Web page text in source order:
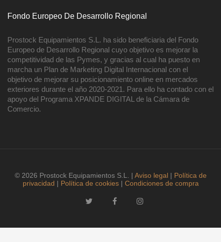
Fondo Europeo De Desarrollo Regional
Prostock Equipamientos S.L. ha sido beneficiaria del Fondo
Europeo de Desarrollo Regional cuyo objetivo es mejorar la
competitividad de las Pymes, y gracias al cual ha puesto en
marcha un Plan de Marketing Digital Internacional con el
objetivo de mejorar su posicionamiento online en mercados
exteriores durante el año 2020-2021. Para ello ha contado con el
apoyo del Programa XPANDE DIGITAL de la Cámara de
Comercio.
© 2026 Prostock Equipamientos S.L. | Aviso legal| Política de
privacidad | Política de cookies| Condiciones de compra